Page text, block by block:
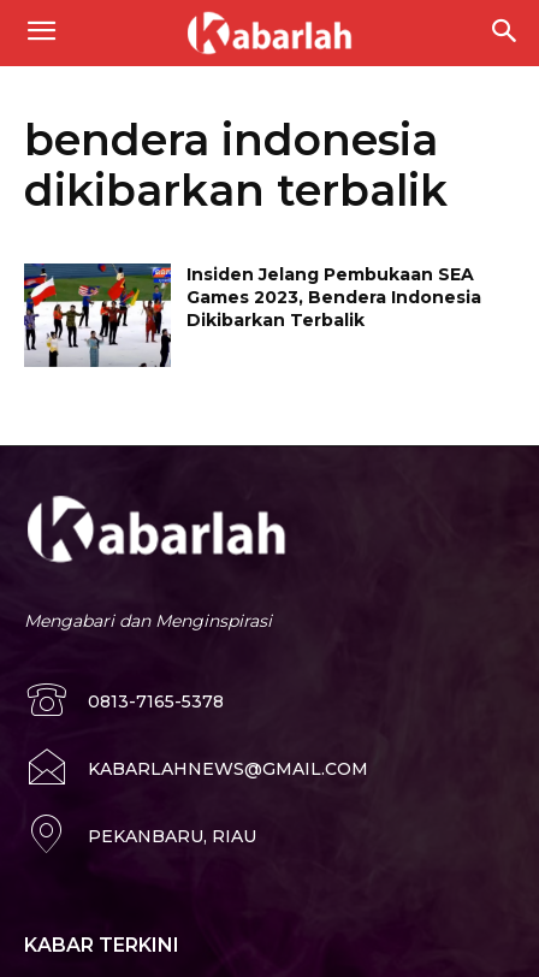
bendera indonesia
dikibarkan terbalik
Insiden Jelang Pembukaan SEA
Games 2023, Bendera Indonesia
Dikibarkan Terbalik
Mengabari dan Menginspirasi
0813-7165-5378
KABARLAHNEWS@GMAIL.COM
PEKANBARU, RIAU
KABAR TERKINI